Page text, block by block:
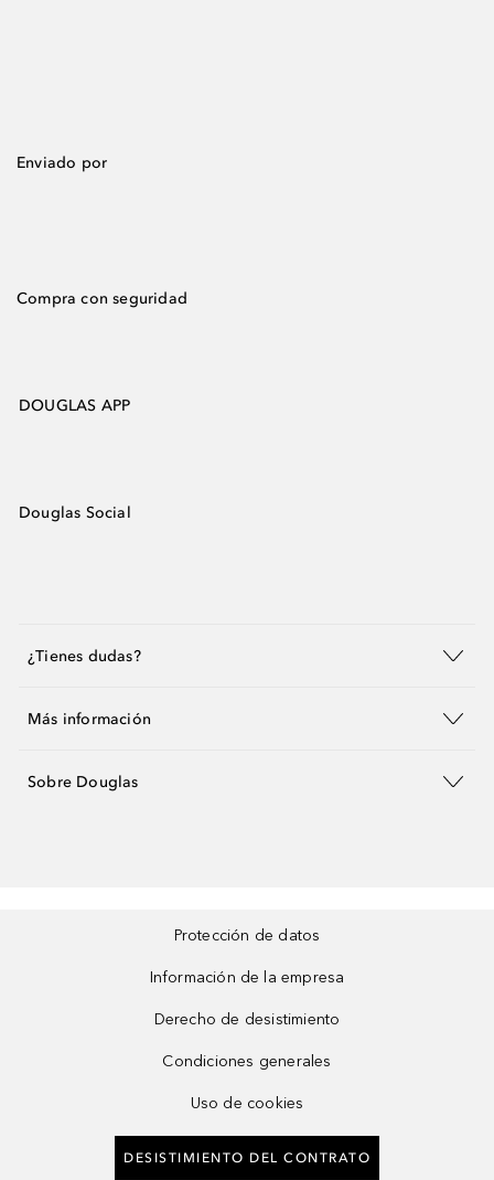
Enviado por
Compra con seguridad
DOUGLAS APP
Douglas Social
¿Tienes dudas?
Más información
Sobre Douglas
Protección de datos
Información de la empresa
Derecho de desistimiento
Condiciones generales
Uso de cookies
DESISTIMIENTO DEL CONTRATO